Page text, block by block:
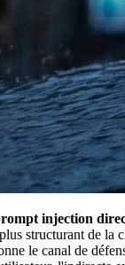
injection
structurant de la
le canal de